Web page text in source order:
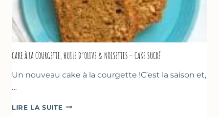
CAKE À LA COURGETTE, HUILE D’OLIVE & NOISETTES – CAKE SUCRÉ
Un nouveau cake à la courgette !C’est la saison et,
…
LIRE LA SUITE CAKE